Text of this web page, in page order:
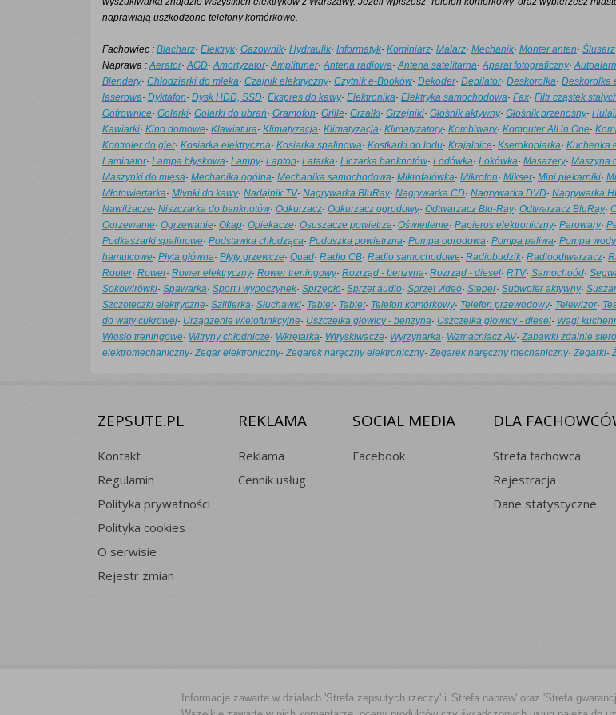
2. Żądanie dostępu do wszystkich zgromadzonych przez
Niezależnie od wszystkiego mamy nadzieję że nasz serwis
Zespół zepsute.pl
naprawiają uszkodzone telefony komórkowe.
Fachowiec : Blacharz· Elektryk· Gazownik· Hydraulik· Informatyk· Kominiarz· Malarz· Mechanik· Monter anten· Ślusarz
Naprawa :Aerator·AGD·Amortyzator·Amplituner·Antena radiowa·Antena satelitarna·Aparat fotograficzny·
Blendery· Chłodziarki do mleka· Czajnik elektryczny· Czytnik e-Booków· Dekoder· Depilator· Deskorolka· Deskorolka
laserowa· Dyktafon· Dysk HDD, SSD· Ekspres do kawy· Elektronika· Elektryka samochodowa· Fax· Filtr cząstek
Gofrownice· Golarki· Golarki do ubrań· Gramofon· Grille· Grzałki· Grzejniki· Głośnik aktywny· Głośnik przenośny·
Kawiarki· Kino domowe· Klawiatura· Klimatyzacja· Klimatyzacja· Klimatyzatory· Kombiwary· Komputer All in One·
Kontroler do gier· Kosiarka elektryczna· Kosiarka spalinowa· Kostkarki do lodu· Krajalnice· Kserokopiarka· Kuchenka
Laminator· Lampa błyskowa· Lampy· Laptop· Latarka· Liczarka banknotów· Lodówka· Lokówka· Masażery· Maszyna
Maszynki do mięsa· Mechanika ogólna· Mechanika samochodowa· Mikrofalówka· Mikrofon· Mikser· Mini piekarniki·
Młotowiertarka· Młynki do kawy· Nadajnik TV· Nagrywarka BluRay· Nagrywarka CD· Nagrywarka DVD· Nagrywarka
Nawilżacze· Niszczarka do banknotów· Odkurzacz· Odkurzacz ogrodowy· Odtwarzacz Blu-Ray· Odtwarzacz BluRay·
Ogrzewanie· Ogrzewanie· Okap· Opiekacze· Osuszacze powietrza· Oświetlenie· Papieros elektroniczny· Parowary·
Podkaszarki spalinowe· Podstawka chłodząca· Poduszka powietrzna· Pompa ogrodowa· Pompa paliwa· Pompa wody
hamulcowe· Płyta główna· Płyty grzewcze· Quad· Radio CB· Radio samochodowe· Radiobudzik· Radioodtwarzacz·
Router· Rower· Rower elektryczny· Rower treningowy· Rozrząd - benzyna· Rozrząd - diesel· RTV· Samochoód·
Sokowirówki· Spawarka· Sport i wypoczynek· Sprzęgło· Sprzęt audio· Sprzęt video· Steper· Subwofer aktywny·
Szczoteczki elektryczne· Szlifierka· Słuchawki· Tablet· Tablet· Telefon komórkowy· Telefon przewodowy· Telewizor·
do waty cukrowej· Urządzenie wielofunkcyjne· Uszczelka głowicy - benzyna· Uszczelka głowicy - diesel· Wagi
Wiosło treningowe· Witryny chłodnicze· Wkrętarka· Wtryskiwacze· Wyrzynarka· Wzmacniacz AV· Zabawki zdalnie
elektromechaniczny· Zegar elektroniczny· Zegarek naręczny elektroniczny· Zegarek naręczny mechaniczny· Zegarki·
ZEPSUTE.PL
Kontakt
Regulamin
Polityka prywatności
Polityka cookies
O serwisie
Rejestr zmian
REKLAMA
Reklama
Cennik usług
SOCIAL MEDIA
Facebook
DLA
Strefa fachowca
Rejestracja
Dane statystyczne
Informacje zawarte w działach 'Strefa zepsutych rzeczy' i 'Strefa napraw' oraz 'Strefa